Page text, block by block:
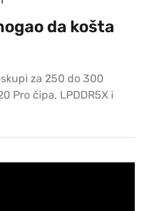
da košta
za 250 do 300
Pro čipa, LPDDR5X i